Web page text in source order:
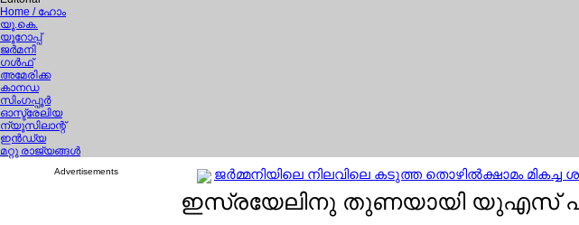
Home / ഹോം
യൂ.കെ.
യൂറോപ്പ്
ജര്‍മനി
ഗള്‍ഫ്
അമേരിക്ക
കാനഡ
സിംഗപ്പൂര്‍
ഓസ്ട്രേലിയ
ന്യൂസിലാന്റ്
ഇന്‍ഡ്യ
മറ്റു രാജ്യങ്ങള്‍
Advertisements ജര്‍മ്മനിയിലെ നിലവിലെ കടുത്ത തൊഴില്‍ക്ഷാമം
ഇസ്രയേലിനു തുണയായി യുഎസ്